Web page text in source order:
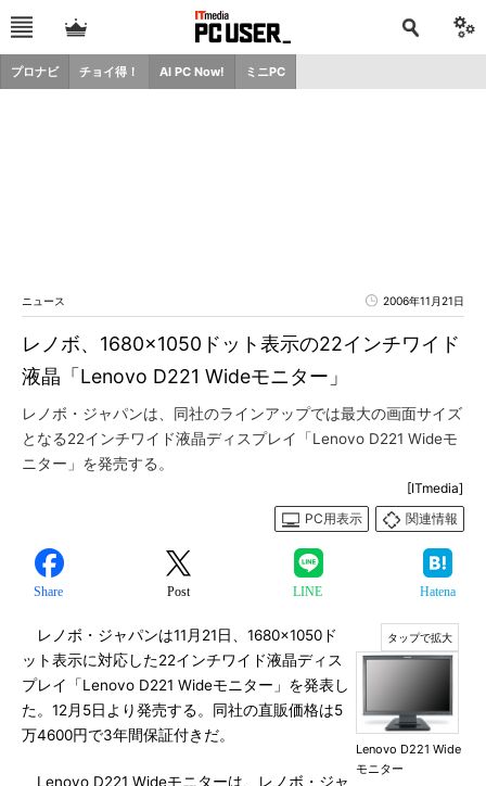
プロナビ チョイ得！ AI PC Now! ミニPC
ニュース 2006年11月21日
レノボ、1680×1050ドット表示の22インチワイド
液晶「Lenovo D221 Wideモニター」
レノボ・ジャパンは、同社のラインアップでは最大の画面サイズ
となる22インチワイド液晶ディスプレイ「Lenovo D221 Wideモ
ニター」を発売する。
[ITmedia]
PC用表示
関連情報
Share Post LINE Hatena
Lenovo D221 Wide
モニター
レノボ・ジャパンは11月21日、1680×1050ド
ット表示に対応した22インチワイド液晶ディス
プレイ「Lenovo D221 Wideモニター」を発表し
た。12月5日より発売する。同社の直販価格は5
万4600円で3年間保証付きだ。
Lenovo D221 Wideモニターは、レノボ・ジャ